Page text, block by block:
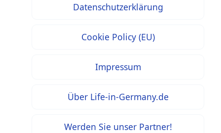
Datenschutzerklärung
Cookie Policy (EU)
Impressum
Über Life-in-Germany.de
Werden Sie unser Partner!